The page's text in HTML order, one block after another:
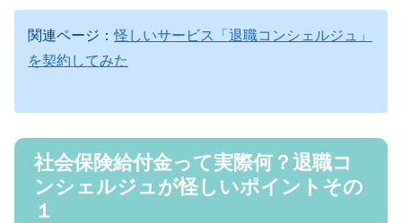
関連ページ：怪しいサービス「退職コンシェルジュ」
を契約してみた
社会保険給付金って実際何？退職コ
ンシェルジュが怪しいポイントその
１